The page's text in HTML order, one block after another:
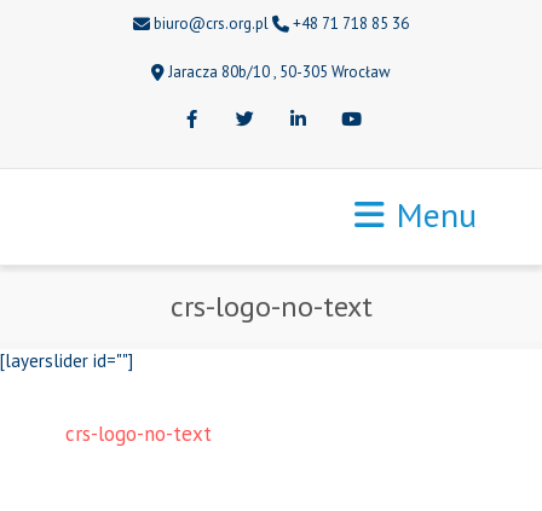
biuro@crs.org.pl +48 71 718 85 36
Jaracza 80b/10 , 50-305 Wrocław
FacebookTwitter LinkedInYoutube
Menu
crs-logo-no-text
[layerslider id=""]
crs-logo-no-text